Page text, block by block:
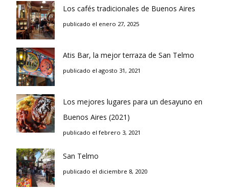
Los cafés tradicionales de Buenos Aires
publicado el enero 27, 2025
Atis Bar, la mejor terraza de San Telmo
publicado el agosto 31, 2021
Los mejores lugares para un desayuno en
Buenos Aires (2021)
publicado el febrero 3, 2021
San Telmo
publicado el diciembre 8, 2020